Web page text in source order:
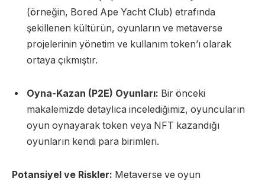
(örneğin, Bored Ape Yacht Club) etrafında
şekillenen kültürün, oyunların ve metaverse
projelerinin yönetim ve kullanım token’ı olarak
ortaya çıkmıştır.
Oyna-Kazan (P2E) Oyunları: Bir önceki
makalemizde detaylıca incelediğimiz, oyuncuların
oyun oynayarak token veya NFT kazandığı
oyunların kendi para birimleri.
Potansiyel ve Riskler: Metaverse ve oyun